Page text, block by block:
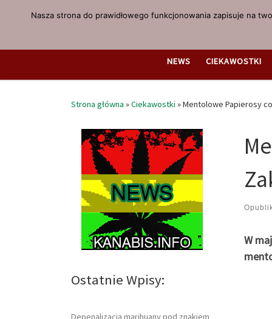
Przejdź do treści
NEWS CIEKAWOSTKI
Strona główna »Ciekawostki »Mentolowe Papierosy
W
Ostatnie Wpisy:
Depenalizacja marihuany pod znakiem
Nasza strona do prawidłowego funkcjonowania zapisuje na